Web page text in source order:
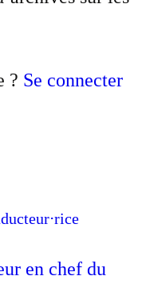
? Se connecter
en chef du